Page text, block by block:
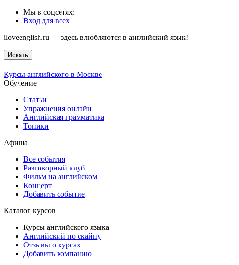
Мы в соцсетях:
Вход для всех
iloveenglish.ru — здесь влюбляются в английский язык!
Искать
Курсы английского в Москве
Обучение
Статьи
Упражнения онлайн
Английская грамматика
Топики
Афиша
Все события
Разговорный клуб
Фильм на английском
Концерт
Добавить событие
Каталог курсов
Курсы английского языка
Английский по скайпу
Отзывы о курсах
Добавить компанию